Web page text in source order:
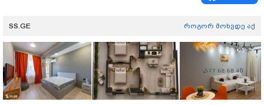
SS.GE როგორ მოხვდე აქ